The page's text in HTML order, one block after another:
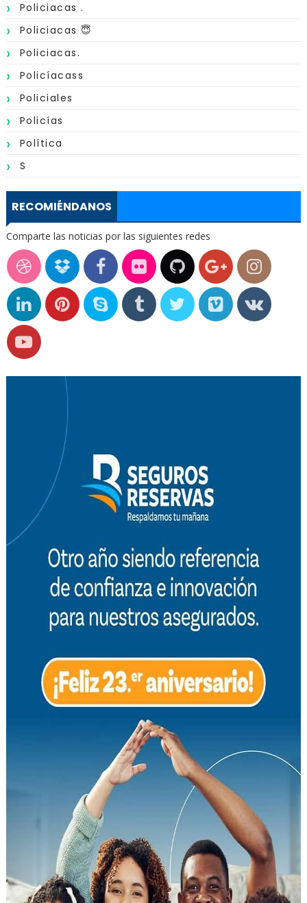
Policiacas .
Policiacas 😇
Policiacas.
Policíacass
Policiales
Policías
Política
S
RECOMIÉNDANOS
Comparte las noticias por las siguientes redes